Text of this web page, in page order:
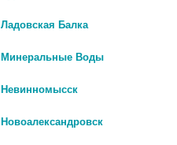
Ладовская Балка
Минеральные Воды
Невинномысск
Новоалександровск